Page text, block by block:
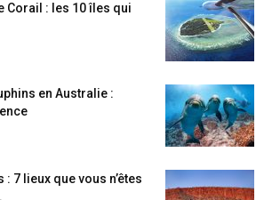
Corail : les 10 îles qui
en Australie :
7 lieux que vous n’êtes